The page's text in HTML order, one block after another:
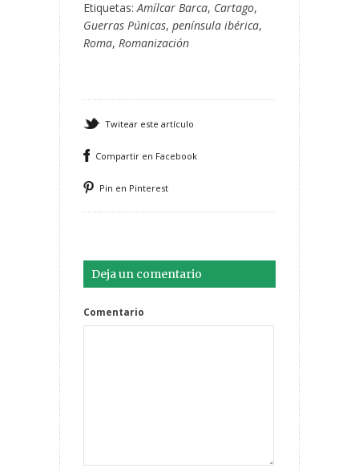
Etiquetas:Amílcar Barca, Cartago,
Guerras Púnicas, península ibérica,
Roma, Romanización
Twitear este artículo
Compartir en Facebook
Pin en Pinterest
Deja un comentario
Comentario